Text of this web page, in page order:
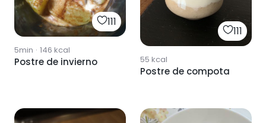
111
5min · 146 kcal
Postre de invierno
111
55 kcal
Postre de compota